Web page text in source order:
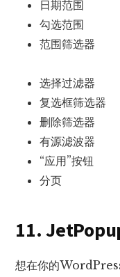
日期范围
勾选范围
范围筛选器
选择过滤器
复选框筛选器
删除筛选器
有源滤波器
“应用”按钮
分页
11.
想在你的